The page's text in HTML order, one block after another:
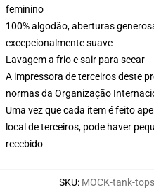
feminino
100% algodão, aberturas
excepcionalmente suave
Lavagem a frio e sair para secar
A impressora de terceiros deste
normas da Organização
Uma vez que cada item é feito
local de terceiros, pode haver
recebido
SKU: MOCK-tank-